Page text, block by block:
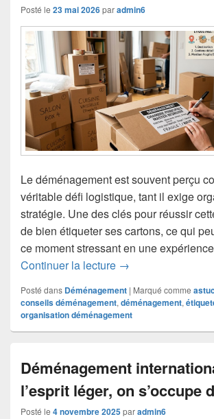
Posté le 23 mai 2026paradmin6
Le déménagement est souvent perçu
véritable défi logistique, tant il exige
stratégie. Une des clés pour réussir
de bien étiqueter ses cartons, ce qui
ce moment stressant en une
Continuer la lecture Déménagement :
→
Posté dans Déménagement | Marqué comme
conseils déménagement, déménagement,
organisation déménagement
Déménagement
l’esprit léger, on s’occupe
Posté le 4 novembre 2025paradmin6